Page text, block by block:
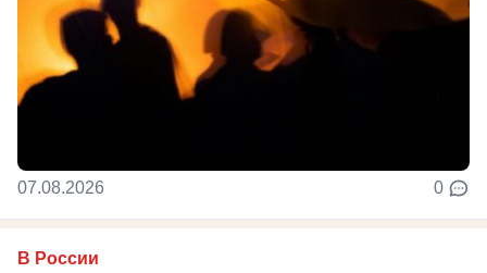
07.08.2026 0
В России